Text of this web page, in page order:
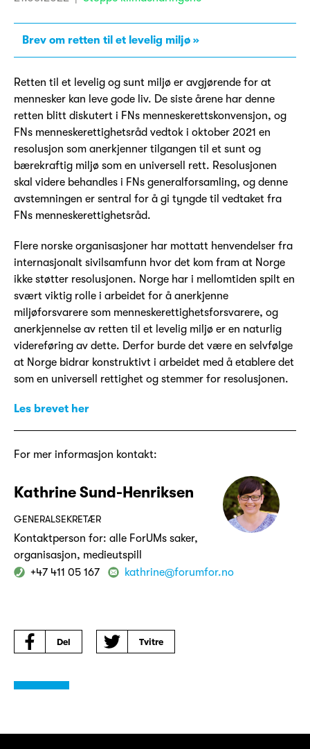
Brev om retten til et levelig miljø
Retten til et levelig og sunt miljø er avgjørende for at
mennesker kan leve gode liv. De siste årene har denne
retten blitt diskutert i FNs menneskerettskonvensjon, og
FNs menneskerettighetsråd vedtok i oktober 2021 en
resolusjon som anerkjenner tilgangen til et sunt og
bærekraftig miljø som en universell rett. Resolusjonen
skal videre behandles i FNs generalforsamling, og denne
avstemningen er sentral for å gi tyngde til vedtaket fra
FNs menneskerettighetsråd.
Flere norske organisasjoner har mottatt henvendelser fra
internasjonalt sivilsamfunn hvor det kom fram at Norge
ikke støtter resolusjonen. Norge har i mellomtiden spilt en
svært viktig rolle i arbeidet for å anerkjenne
miljøforsvarere som menneskerettighetsforsvarere, og
anerkjennelse av retten til et levelig miljø er en naturlig
videreføring av dette. Derfor burde det være en selvfølge
at Norge bidrar konstruktivt i arbeidet med å etablere det
som en universell rettighet og stemmer for resolusjonen.
Les brevet her
For mer informasjon kontakt:
Kathrine Sund-Henriksen
GENERALSEKRETÆR
Kontaktperson for: alle ForUMs saker,
organisasjon, medieutspill
+47 411 05 167
kathrine@forumfor.no
Del Tvitre